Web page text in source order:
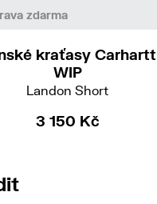
zdarma
31
kraťasy Carhartt
WIP
Landon Short
3 150 Kč